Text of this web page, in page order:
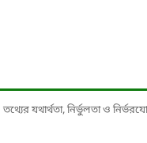
যথার্থতা, নির্ভুলতা ও